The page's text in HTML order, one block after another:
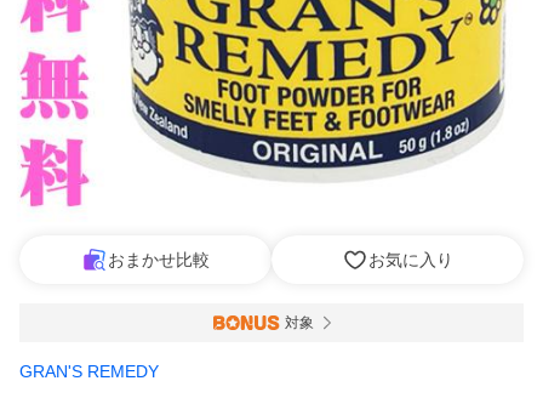
おまかせ比較 お気に入り
対象
GRAN'S REMEDY